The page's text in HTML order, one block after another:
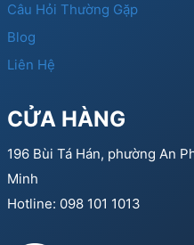
Câu Hỏi Thường Gặp
Blog
Liên Hệ
CỬA HÀNG
196 Bùi Tá Hán, phường An
Minh
Hotline: 098 101 1013